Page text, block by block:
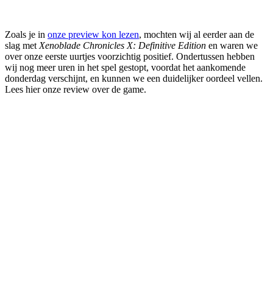
Zoals je in onze preview kon lezen, mochten wij al eerder aan de
slag met Xenoblade Chronicles X: Definitive Edition en waren we
over onze eerste uurtjes voorzichtig positief. Ondertussen hebben
wij nog meer uren in het spel gestopt, voordat het aankomende
donderdag verschijnt, en kunnen we een duidelijker oordeel vellen.
Lees hier onze review over de game.